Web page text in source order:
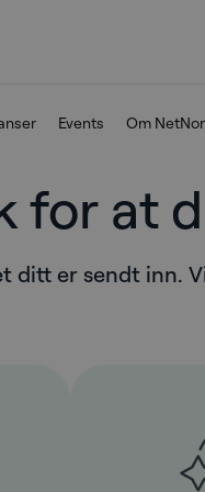
Events Om
for at
ditt er sendt inn.